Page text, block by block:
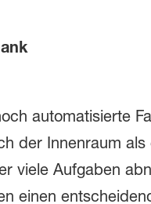
automatisierte
der Innenraum
viele Aufgaben
einen